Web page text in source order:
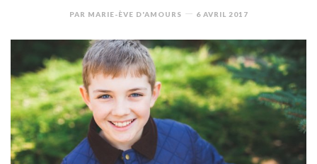
PAR MARIE-ÈVE D'AMOURS 6 AVRIL 2017